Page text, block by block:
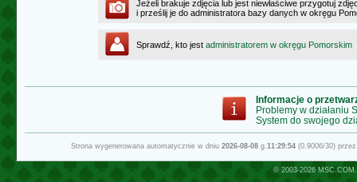
Jeżeli brakuje zdjęcia lub jest niewłaściwe przygotuj
i prześlij je do administratora bazy danych w okręgu
Sprawdź, kto jest administratorem w okręgu Pomorskim
Informacje o
Problemy w działaniu
System do swojego
Strona wygenerowana automatycznie w dniu 2026-08-08g.11:29:54(0.9006/30)
© 2003-2026